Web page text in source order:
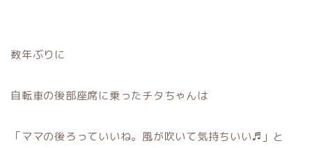
数年ぶりに
自転車の後部座席に乗ったチタちゃんは
「ママの後ろっていいね。風が吹いて気持ちいい♬」と